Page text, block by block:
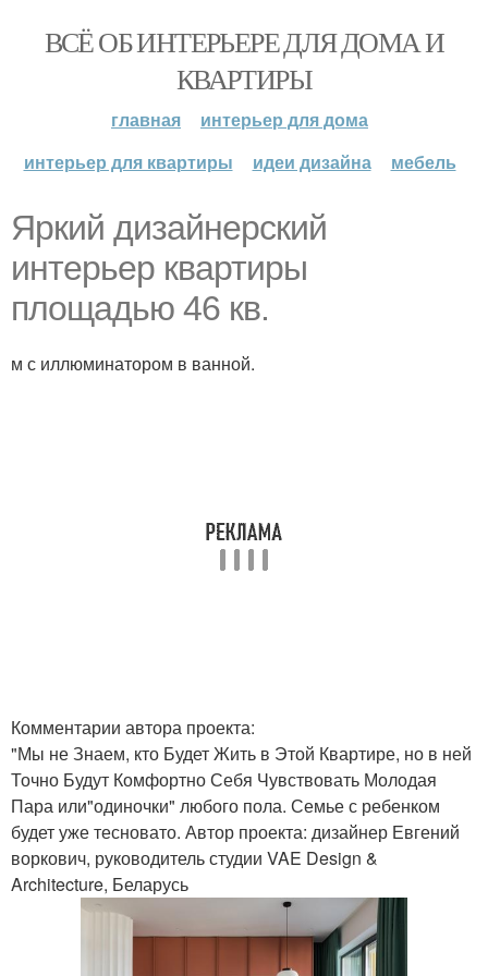
ВСЁ ОБ ИНТЕРЬЕРЕ ДЛЯ ДОМА И
КВАРТИРЫ
главная
интерьер для дома
интерьер для квартиры
идеи дизайна мебель
Яркий дизайнерский
интерьер квартиры
площадью 46 кв.
м с иллюминатором в ванной.
Комментарии автора проекта:
"Мы не Знаем, кто Будет Жить в Этой Квартире, но в ней
Точно Будут Комфортно Себя Чувствовать Молодая
Пара или"одиночки" любого пола. Семье с ребенком
будет уже тесновато. Автор проекта: дизайнер Евгений
воркович, руководитель студии VAE Design &
Architecture, Беларусь